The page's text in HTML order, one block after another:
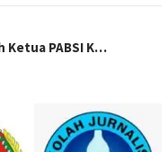
Ketua PABSI K…